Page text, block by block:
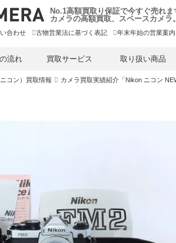
No.1高額買取り保証で今すぐ売れま
カメラの高額買取、スペースカメラ。
合わせ 古物営業法に基づく表記 年末年始の営業案
流れ 買取サービス 取り扱い商品
コン）買取情報 カメラ買取実績紹介「Nikon ニコン